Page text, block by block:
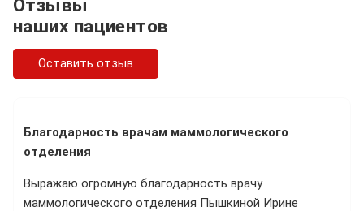
Отзывы
наших пациентов
Оставить отзыв
Благодарность врачам маммологического
отделения
Выражаю огромную благодарность врачу
маммологического отделения Пышкиной Ирине